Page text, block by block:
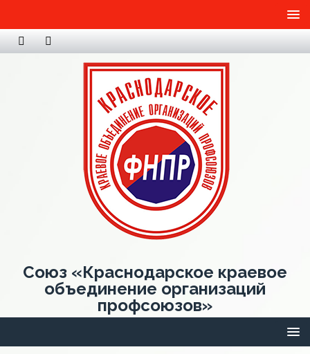
Союз «Краснодарское краевое
объединение организаций
профсоюзов»